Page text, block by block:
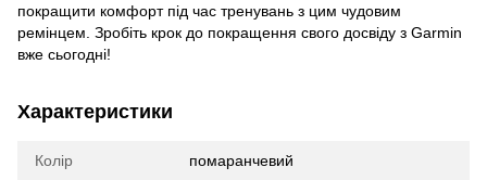
покращити комфорт під час тренувань з цим чудовим
ремінцем. Зробіть крок до покращення свого досвіду з Garmin
вже сьогодні!
Характеристики
Колір помаранчевий